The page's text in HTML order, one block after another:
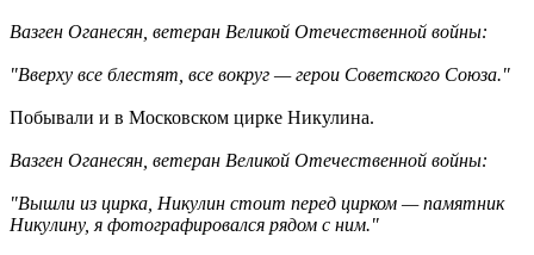
Вазген Оганесян, ветеран Великой Отечественной войны:
"Вверху все блестят, все вокруг — герои Советского Союза."
Побывали и в Московском цирке Никулина.
Вазген Оганесян, ветеран Великой Отечественной войны:
"Вышли из цирка, Никулин стоит перед цирком — памятник
Никулину, я фотографировался рядом с ним."